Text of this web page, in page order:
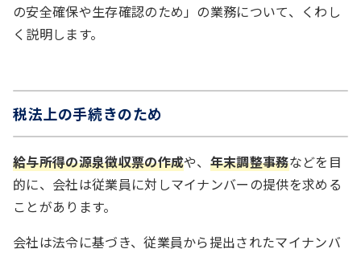
の安全確保や生存確認のため」の業務について、くわし
く説明します。
税法上の手続きのため
給与所得の源泉徴収票の作成や、 年末調整事務などを目
的に、会社は従業員に対しマイナンバーの提供を求める
ことがあります。
会社は法令に基づき、従業員から提出されたマイナンバ